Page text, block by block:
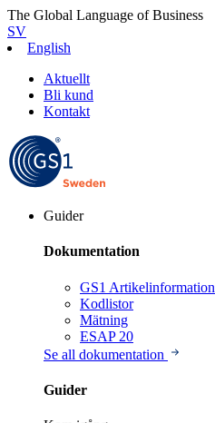
The Global Language of Business
SV
English
Aktuellt
Bli kund
Kontakt
Guider
Dokumentation
GS1 Artikelinformation
Kodlistor
Mätning
ESAP 20
Se all dokumentation
Guider